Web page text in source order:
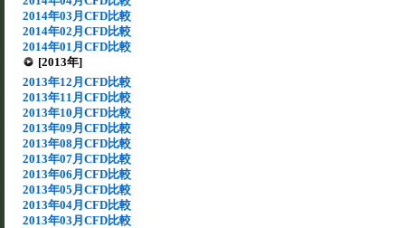
2014年03月CFD比較
2014年02月CFD比較
2014年01月CFD比較
[2013年]
2013年12月CFD比較
2013年11月CFD比較
2013年10月CFD比較
2013年09月CFD比較
2013年08月CFD比較
2013年07月CFD比較
2013年06月CFD比較
2013年05月CFD比較
2013年04月CFD比較
2013年03月CFD比較